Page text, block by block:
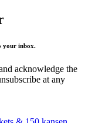
your inbox.
acknowledge the
at any